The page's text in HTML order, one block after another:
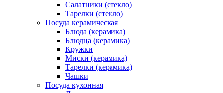
Салатники (стекло)
Тарелки (стекло)
Посуда керамическая
Блюда (керамика)
Блюдца (керамика)
Кружки
Миски (керамика)
Тарелки (керамика)
Чашки
Посуда кухонная